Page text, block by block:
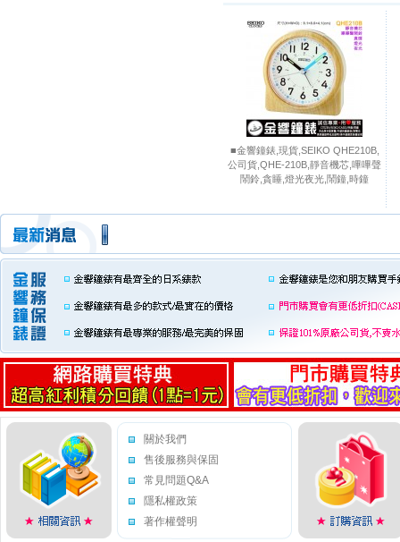
■金響鐘錶,現貨,SEIKO QHE210B,
公司貨,QHE-210B,靜音機芯,嗶嗶聲
鬧鈴,貪睡,燈光夜光,鬧鐘,時鐘
關於我們
售後服務與保固
常見問題Q&A
隱私權政策
著作權聲明